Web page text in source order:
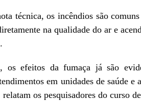
técnica, os incêndios são
na qualidade do ar e
os efeitos da fumaça já são
em unidades de saúde
relatam os pesquisadores do curso